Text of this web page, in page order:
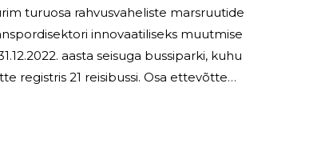
innovaatiliseks muutmise
aasta seisuga bussiparki, kuhu